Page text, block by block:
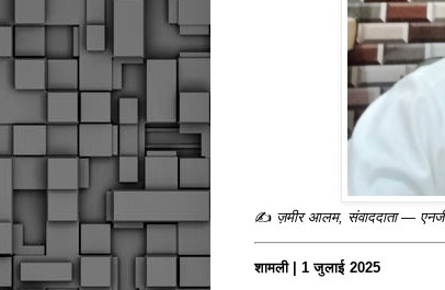
✍️ ज़मीर आलम, संवाददाता —
शामली | 1 जुलाई 2025